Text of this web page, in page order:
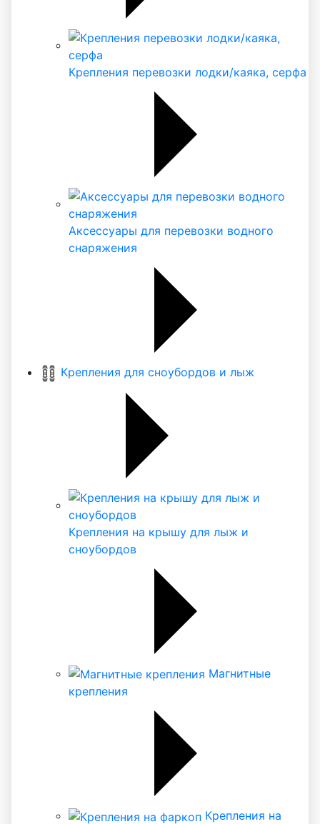
Крепления перевозки лодки/каяка, серфа
Аксессуары для перевозки водного
снаряжения
Крепления для сноубордов и лыж
Крепления на крышу для лыж и
сноубордов
Магнитные
крепления
Крепления на